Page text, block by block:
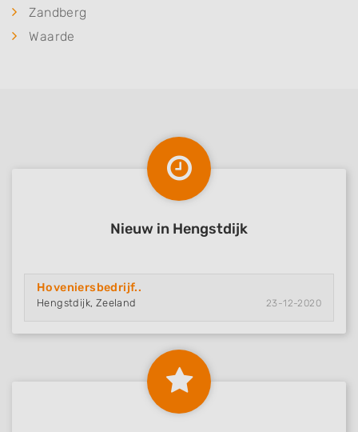
Zandberg
Waarde
Nieuw in Hengstdijk
Hoveniersbedrijf..
Hengstdijk, Zeeland 23-12-2020